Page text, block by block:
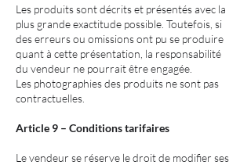
Les produits sont décrits et présentés avec la
plus grande exactitude possible. Toutefois, si
des erreurs ou omissions ont pu se produire
quant à cette présentation, la responsabilité
du vendeur ne pourrait être engagée.
Les photographies des produits ne sont pas
contractuelles.
Article 9 – Conditions tarifaires
Le vendeur se réserve le droit de modifier ses